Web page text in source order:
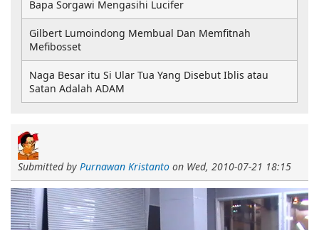
Submitted by Purnawan Kristanto on Wed, 2010-07-21 18:15
Bapa Sorgawi Mengasihi Lucifer
Gilbert Lumoindong Membual Dan Memfitnah
Mefibosset
Naga Besar itu Si Ular Tua Yang Disebut Iblis atau
Satan Adalah ADAM